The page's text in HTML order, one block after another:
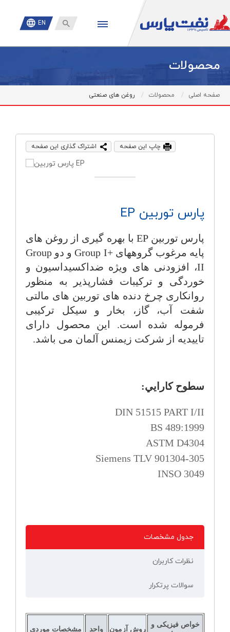
 EN
محصولات
صفحه اصلی محصولات روغن های صنعتی
اشتراک گذاری این صفحه چاپ این صفحه
پارس توربین EP
پارس توربینEP با بهره گیری از روغن های
پایه مرغوب گروههایGroup I+و دو Group
II، افزودنی های ویژه ضداکسیداسیون و
خوردگی و ترکیبات فشارپذیر به منظور
روانکاری چرخ دنده های توربین های مالتی
شفت آب، گاز، بخار و سیکل ترکیبی
فرموله شده است. این محصول دارای
تاییدیه از شرکت زیمنس آلمان می باشد.
سطوح كارايي:
DIN 51515 PART I/II
BS 489:1999
ASTM D4304
Siemens TLV 901304-305
INSO 3049
جدول مشخصات
نظرات کاربران
سوالات پرتکرار
خواص فیزیکی و
روش آزمون واحد مشخصات موردی